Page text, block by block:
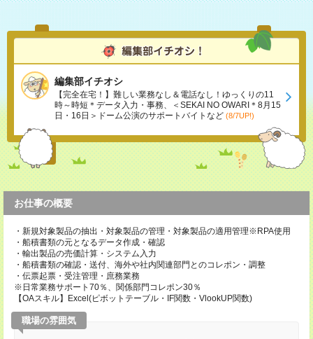
編集部イチオシ
【完全在宅！】難しい業務なし＆電話なし！ゆっくりの11
時～時短＊データ入力・事務、＜SEKAI NO OWARI＊8月15
日・16日＞ドーム公演のサポートバイトなど (8/7UP!)
お仕事の概要
・新規対象製品の抽出・対象製品の管理・対象製品の適用管理※RPA使用
・船積書類の元となるデータ作成・確認
・輸出製品の売価計算・システム入力
・船積書類の確認・送付、海外や社内関連部門とのコレポン・調整
・伝票起票・受注管理・庶務業務
※日常業務サポート70％、関係部門コレポン30％
【OAスキル】Excel(ピボットテーブル・IF関数・VlookUP関数)
職場の雰囲気